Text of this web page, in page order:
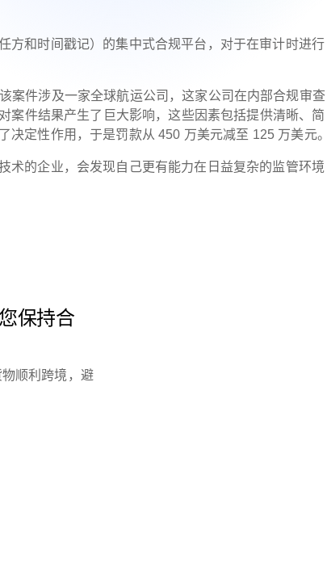
方和时间戳记）的集中式合规平台，对于在审计时进行
案件涉及一家全球航运公司，这家公司在内部合规审查
案件结果产生了巨大影响，这些因素包括提供清晰、简
定性作用，于是罚款从 450 万美元减至 125 万美元。
术的企业，会发现自己更有能力在日益复杂的监管环境
保持合
顺利跨境，避